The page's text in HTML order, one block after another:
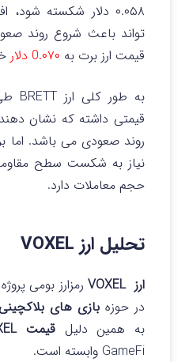
۰.۰۵۸ دلار شکسته
تواند باعث شروع روند
قیمت ارز برت به
قیمتی داشته که نشان
روند صعودی می باشد. اما
نیاز به شکست سطح
حجم معاملات دارد.
تحلیل ارز VOXEL
ارز VOXEL
در حوزه بازی‌ های
به همین دلیل قیمت VOXEL
GameFi وابسته است.